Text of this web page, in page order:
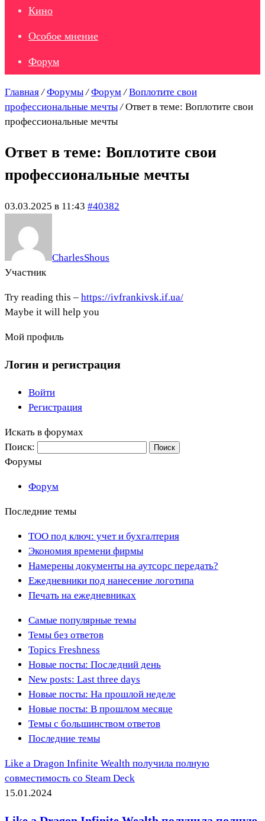
Кино
Особое мнение
Форум
Главная / Форумы / Форум / Воплотите свои
профессиональные мечты / Ответ в теме: Воплотите свои
профессиональные мечты
Ответ в теме: Воплотите свои
профессиональные мечты
03.03.2025 в 11:43 #40382
CharlesShous
Участник
Try reading this – https://ivfrankivsk.if.ua/
Maybe it will help you
Мой профиль
Логин и регистрация
Войти
Регистрация
Искать в форумах
Поиск:
Форумы
Форум
Последние темы
ТОО под ключ: учет и бухгалтерия
Экономия времени фирмы
Намерены документы на аутсорс передать?
Ежедневники под нанесение логотипа
Печать на ежедневниках
Самые популярные темы
Темы без ответов
Topics Freshness
Новые посты: Последний день
New posts: Last three days
Новые посты: На прошлой неделе
Новые посты: В прошлом месяце
Темы с большинством ответов
Последние темы
Like a Dragon Infinite Wealth получила полную
совместимость со Steam Deck
15.01.2024